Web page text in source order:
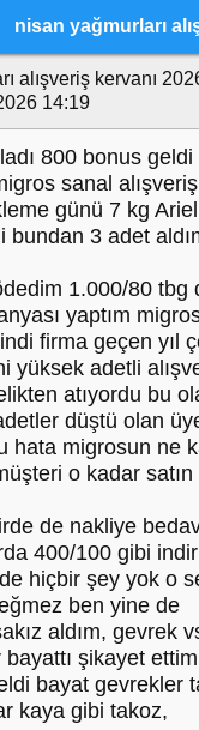
alışveriş kervanı
14:19
800 bonus
sanal
günü 7 kg
bundan 3 adet
1.000/80 tbg
yaptım
firma geçen yıl
yüksek adetli
atıyordu bu
düştü olan
hata migrosun ne
o kadar satın
de nakliye
400/100 gibi
hiçbir şey yok o
ben yine de
aldım, gevrek
şikayet
bayat gevrekler
kaya gibi takoz,